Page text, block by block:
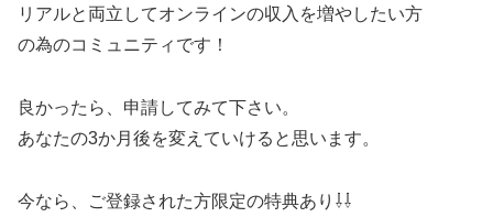
リアルと両立してオンラインの収入を増やしたい方
の為のコミュニティです！
良かったら、申請してみて下さい。
あなたの3か月後を変えていけると思います。
今なら、ご登録された方限定の特典あり⇩⇩